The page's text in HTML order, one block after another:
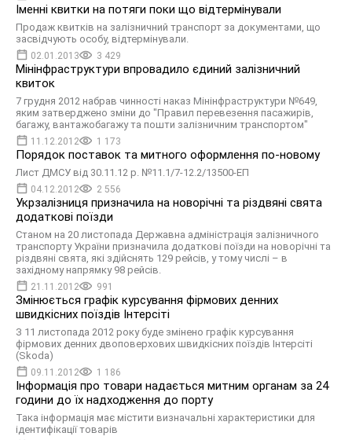
Іменні квитки на потяги поки що відтермінували
Продаж квитків на залізничний транспорт за документами, що
засвідчують особу, відтермінували.
02.01.2013 3 429
Мінінфраструктури впровадило єдиний залізничний
квиток
7 грудня 2012 набрав чинності наказ Мінінфраструктури №649,
яким затверджено зміни до "Правил перевезення пасажирів,
багажу, вантажобагажу та пошти залізничним транспортом"
11.12.2012 1 173
Порядок поставок та митного оформлення по-новому
Лист ДМСУ від 30.11.12 р. №11.1/7-12.2/13500-ЕП
04.12.2012 2 556
Укрзалізниця призначила на новорічні та різдвяні свята
додаткові поїзди
Станом на 20 листопада Державна адміністрація залізничного
транспорту України призначила додаткові поїзди на новорічні та
різдвяні свята, які здійснять 129 рейсів, у тому числі – в
західному напрямку 98 рейсів.
21.11.2012 991
Змінюється графік курсування фірмових денних
швидкісних поїздів Інтерсіті
З 11 листопада 2012 року буде змінено графік курсування
фірмових денних двоповерхових швидкісних поїздів Інтерсіті
(Skoda)
09.11.2012 1 186
Інформація про товари надається митним органам за 24
години до їх надходження до порту
Така інформація має містити визначальні характеристики для
ідентифікації товарів